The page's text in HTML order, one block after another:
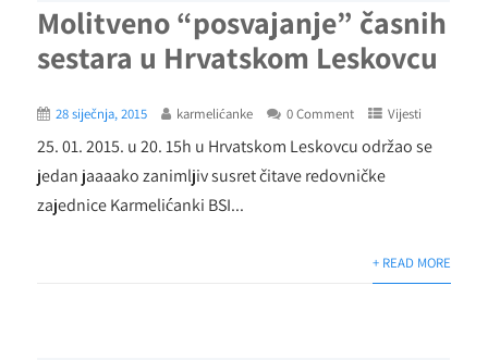
Molitveno “posvajanje” časnih
sestara u Hrvatskom Leskovcu
28 siječnja, 2015 karmelićanke 0 Comment Vijesti
25. 01. 2015. u 20. 15h u Hrvatskom Leskovcu održao se
jedan jaaaako zanimljiv susret čitave redovničke
zajednice Karmelićanki BSI...
+ READ MORE